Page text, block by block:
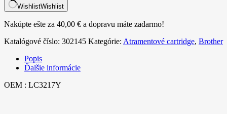
Brother
(ORINK
BULK)
WishlistWishlist
Nakúpte ešte za 40,00 € a dopravu máte zadarmo!
Katalógové číslo: 302145 Kategórie: Atramentové cartridge, Brother
Popis
Ďalšie informácie
OEM : LC3217Y